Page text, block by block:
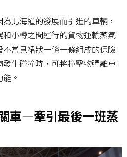
北海道的發展而引進的車輛，
小樽之間運行的貨物運輸蒸氣
常見裙狀一條一條組成的保險
生碰撞時，可將撞擊物彈離車
。
車―牽引最後一班蒸